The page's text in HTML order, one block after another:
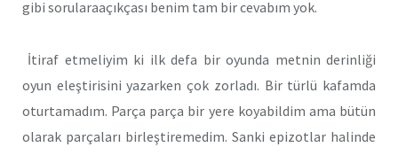
gibi sorularaaçıkçası benim tam bir cevabım yok.
İtiraf etmeliyim ki ilk defa bir oyunda metnin derinliği
oyun eleştirisini yazarken çok zorladı. Bir türlü kafamda
oturtamadım. Parça parça bir yere koyabildim ama bütün
olarak parçaları birleştiremedim. Sanki epizotlar halinde